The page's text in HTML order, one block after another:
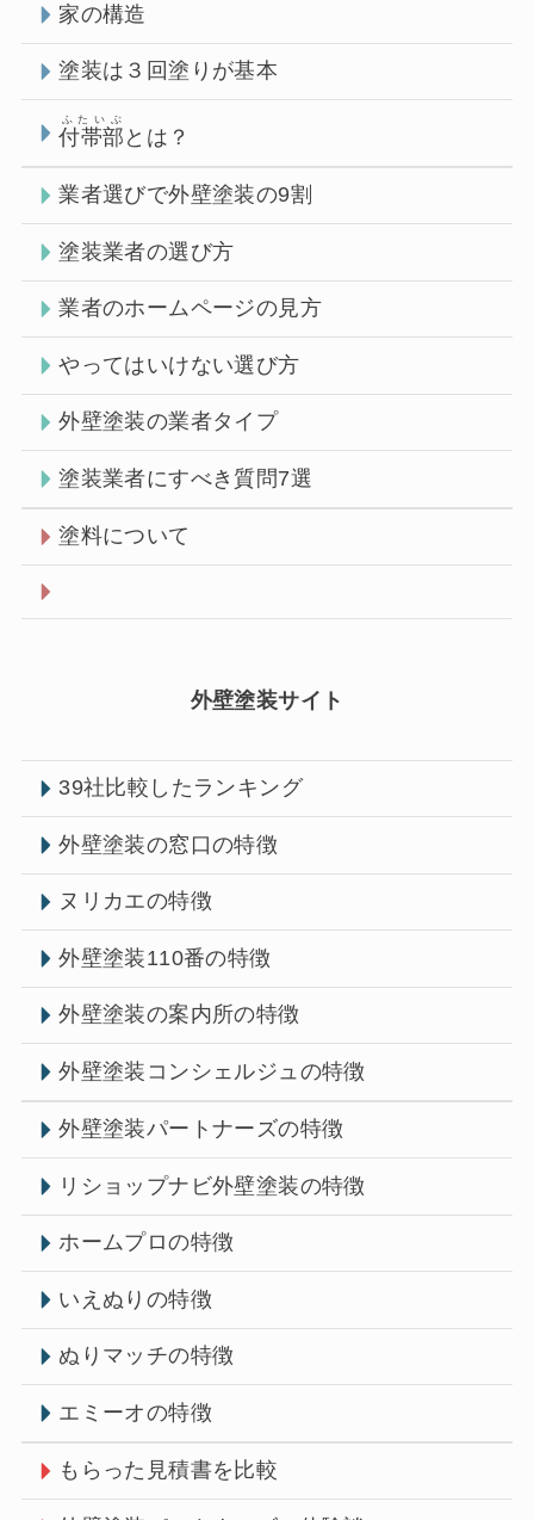
家の構造
塗装は３回塗りが基本
付帯部
ふたいぶ
とは？
業者選びで外壁塗装の9割
塗装業者の選び方
業者のホームページの見方
やってはいけない選び方
外壁塗装の業者タイプ
塗装業者にすべき質問7選
塗料について
外壁塗装サイト
39社比較したランキング
外壁塗装の窓口の特徴
ヌリカエの特徴
外壁塗装110番の特徴
外壁塗装の案内所の特徴
外壁塗装コンシェルジュの特徴
外壁塗装パートナーズの特徴
リショップナビ外壁塗装の特徴
ホームプロの特徴
いえぬりの特徴
ぬりマッチの特徴
エミーオの特徴
もらった見積書を比較